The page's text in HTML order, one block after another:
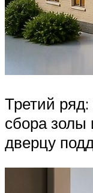
Третий
сбора золы
дверцу